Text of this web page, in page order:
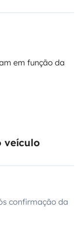
em função da
veículo
confirmação da